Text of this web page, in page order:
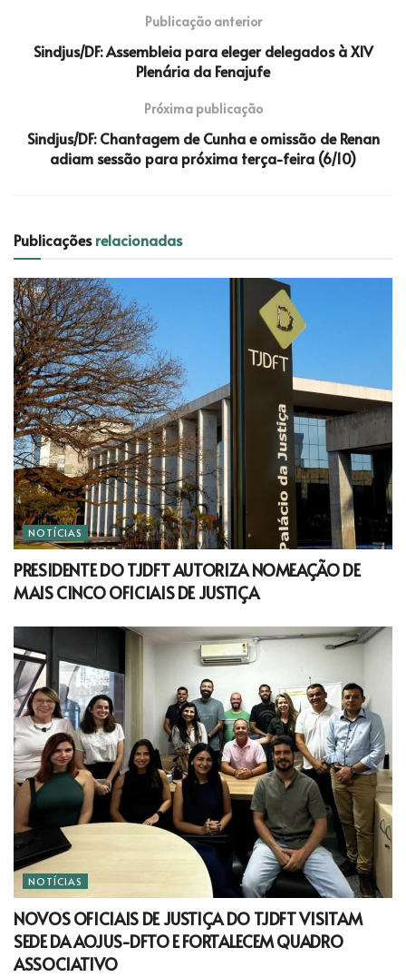
Publicação anterior
Sindjus/DF: Assembleia para eleger delegados à XIV
Plenária da Fenajufe
Próxima publicação
Sindjus/DF: Chantagem de Cunha e omissão de Renan
adiam sessão para próxima terça-feira (6/10)
Publicaçõesrelacionadas
NOTÍCIAS
PRESIDENTE DO TJDFT AUTORIZA NOMEAÇÃO DE
MAIS CINCO OFICIAIS DE JUSTIÇA
NOTÍCIAS
NOVOS OFICIAIS DE JUSTIÇA DO TJDFT VISITAM
SEDE DA AOJUS-DFTO E FORTALECEM QUADRO
ASSOCIATIVO